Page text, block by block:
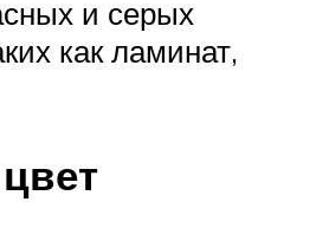
и серых
как ламинат,